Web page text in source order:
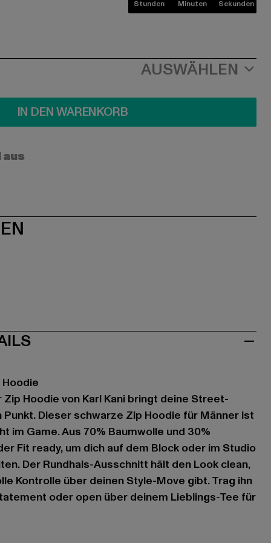
Stunden Minuten Sekunden
AUSWÄHLEN
IN DEN WARENKORB
Hoodie
Zip Hoodie von Karl Kani bringt deine Street-
Dieser schwarze Zip Hoodie für Männer ist
im Game. Aus 70% Baumwolle und 30%
Fit ready, um dich auf dem Block oder im Studio
Der Rundhals-Ausschnitt hält den Look clean,
Kontrolle über deinen Style-Move gibt. Trag ihn
oder open über deinem Lieblings-Tee für